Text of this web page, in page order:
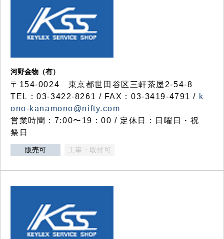
河野金物（有）
〒154-0024 東京都世田谷区三軒茶屋2-54-8
TEL：03-3422-8261 / FAX：03-3419-4791 / k
ono-kanamono@nifty.com
営業時間：7:00〜19：00 / 定休日：日曜日・祝
祭日
販売可 工事・取付可